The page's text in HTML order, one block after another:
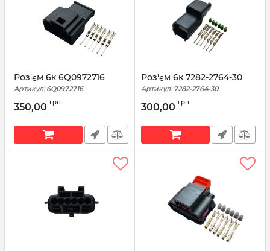
Роз'єм 6к 6Q0972716
Артикул: 6Q0972716
350,00 грн
Роз'єм 6к 7282-2764-30
Артикул: 7282-2764-30
300,00 грн